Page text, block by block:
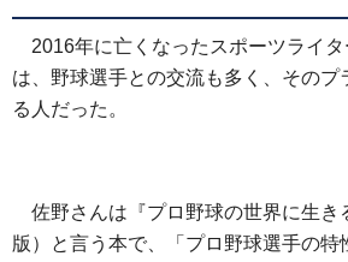
2016年に亡くなったスポーツライ
は、野球選手との交流も多く、そのプ
る人だった。
佐野さんは『プロ野球の世界に生き
版）と言う本で、「プロ野球選手の特